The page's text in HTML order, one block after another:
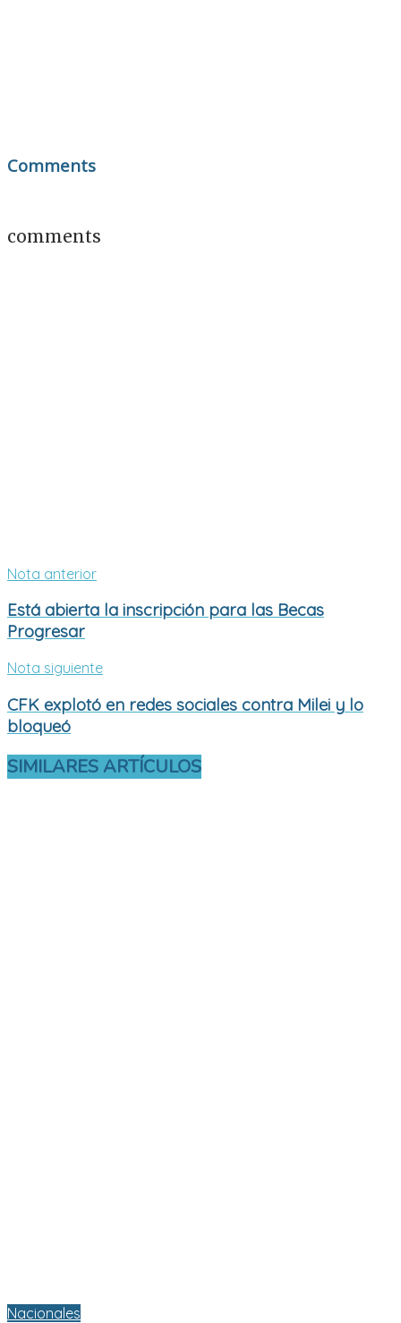
Comments
comments
Nota anterior
Está abierta la inscripción para las Becas
Progresar
Nota siguiente
CFK explotó en redes sociales contra Milei y lo
bloqueó
SIMILARES ARTÍCULOS
Nacionales